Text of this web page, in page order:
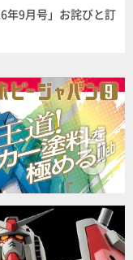
年9月号」お詫びと訂